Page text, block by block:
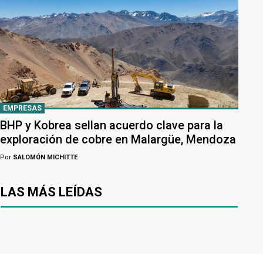
EMPRESAS
BHP y Kobrea sellan acuerdo clave para la
exploración de cobre en Malargüe, Mendoza
Por SALOMÓN MICHITTE
LAS MÁS LEÍDAS